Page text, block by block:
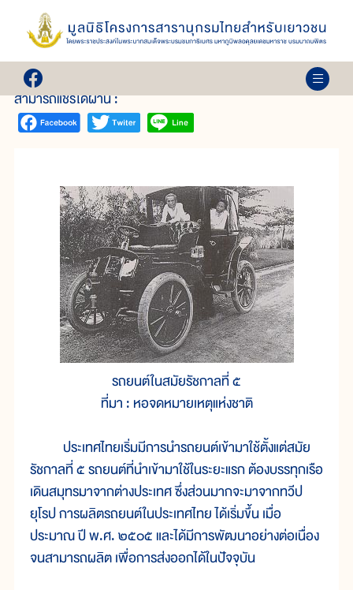
เล่ม 24
การผลิตรถจักรยานยนต์
สามารถแชร์ได้ผ่าน :
รถยนต์ในสมัยรัชกาลที่ ๕
ที่มา : หอจดหมายเหตุแห่งชาติ
ประเทศไทยเริ่มมีการนำรถยนต์เข้ามาใช้ตั้งแต่สมัย
รัชกาลที่ ๕ รถยนต์ที่นำเข้ามาใช้ในระยะแรก ต้องบรรทุกเรือ
เดินสมุทรมาจากต่างประเทศ ซึ่งส่วนมากจะมาจากทวีป
ยุโรป การผลิตรถยนต์ในประเทศไทย ได้เริ่มขึ้น เมื่อ
ประมาณ ปี พ.ศ. ๒๕๐๕ และได้มีการพัฒนาอย่างต่อเนื่อง
จนสามารถผลิต เพื่อการส่งออกได้ในปัจจุบัน